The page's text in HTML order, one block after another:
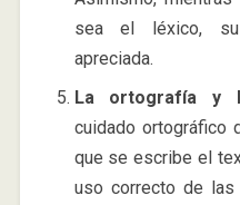
sea el léxico, su
apreciada.
La ortografía y
cuidado ortográfico
que se escribe el
uso correcto de